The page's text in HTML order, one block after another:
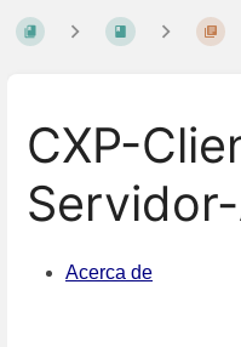
CXP-
Acerca de